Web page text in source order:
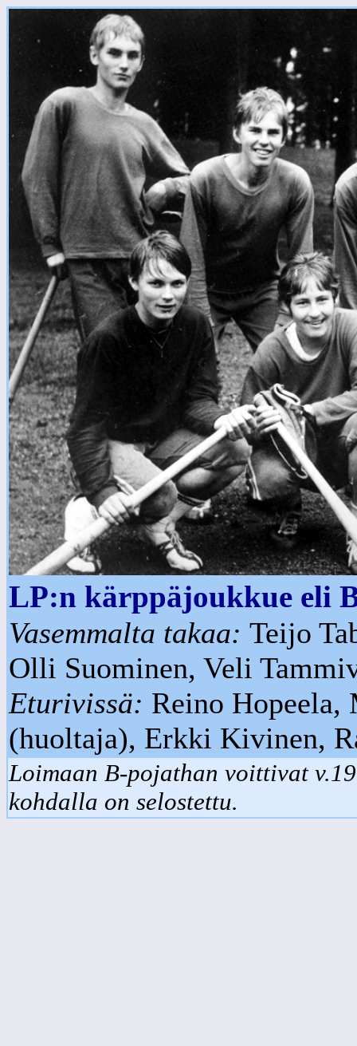
LP:n kärppäjoukkue eli
Vasemmalta takaa: Teijo
Olli Suominen, Veli
Eturivissä: Reino
(huoltaja), Erkki Kivinen,
Loimaan B-pojathan voittivat
kohdalla on selostettu.